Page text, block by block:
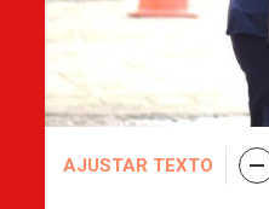
AJUSTAR TEXTO